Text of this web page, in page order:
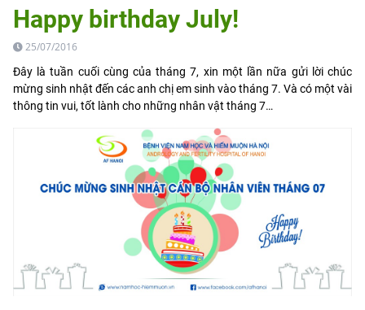
Happy birthday July!
25/07/2016
Đây là tuần cuối cùng của tháng 7, xin một lần nữa gửi lời chúc
mừng sinh nhật đến các anh chị em sinh vào tháng 7. Và có một vài
thông tin vui, tốt lành cho những nhân vật tháng 7…